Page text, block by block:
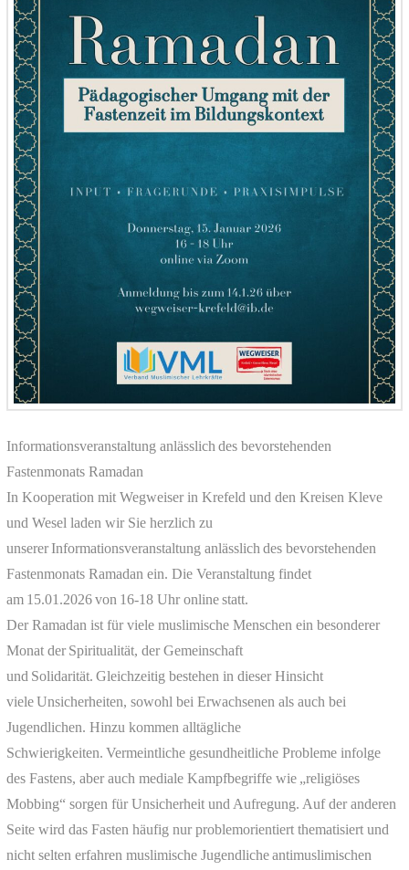
Informationsveranstaltung anlässlich des bevorstehenden
Fastenmonats Ramadan
In Kooperation mit Wegweiser in Krefeld und den Kreisen Kleve
und Wesel laden wir Sie herzlich zu
unserer Informationsveranstaltung anlässlich des bevorstehenden
Fastenmonats Ramadan ein. Die Veranstaltung findet
am 15.01.2026 von 16-18 Uhr online statt.
Der Ramadan ist für viele muslimische Menschen ein besonderer
Monat der Spiritualität, der Gemeinschaft
und Solidarität. Gleichzeitig bestehen in dieser Hinsicht
viele Unsicherheiten, sowohl bei Erwachsenen als auch bei
Jugendlichen. Hinzu kommen alltägliche
Schwierigkeiten. Vermeintliche gesundheitliche Probleme infolge
des Fastens, aber auch mediale Kampfbegriffe wie „religiöses
Mobbing“ sorgen für Unsicherheit und Aufregung. Auf der anderen
Seite wird das Fasten häufig nur problemorientiert thematisiert und
nicht selten erfahren muslimische Jugendliche antimuslimischen